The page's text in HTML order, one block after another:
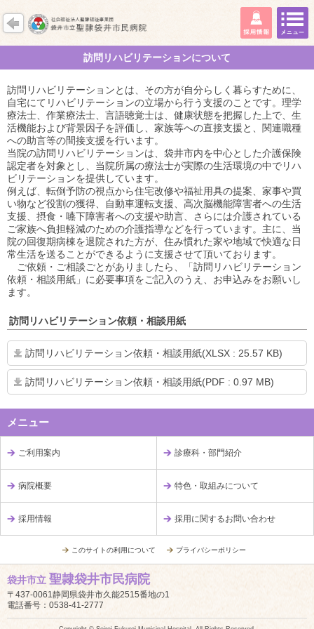
訪問リハビリテーションについて
訪問リハビリテーションとは、その方が自分らしく暮らすために、
自宅にてリハビリテーションの立場から行う支援のことです。理学
療法士、作業療法士、言語聴覚士は、健康状態を把握した上で、生
活機能および背景因子を評価し、家族等への直接支援と、関連職種
への助言等の間接支援を行います。
当院の訪問リハビリテーションは、袋井市内を中心とした介護保険
認定者を対象とし、当院所属の療法士が実際の生活環境の中でリハ
ビリテーションを提供しています。
例えば、転倒予防の視点から住宅改修や福祉用具の提案、家事や買
い物など役割の獲得、自動車運転支援、高次脳機能障害者への生活
支援、摂食・嚥下障害者への支援や助言、さらには介護されている
ご家族へ負担軽減のための介護指導などを行っています。主に、当
院の回復期病棟を退院された方が、住み慣れた家や地域で快適な日
常生活を送ることができるように支援させて頂いております。
ご依頼・ご相談ごとがありましたら、「訪問リハビリテーション
依頼・相談用紙」に必要事項をご記入のうえ、お申込みをお願いし
ます。
訪問リハビリテーション依頼・相談用紙
訪問リハビリテーション依頼・相談用紙(XLSX : 25.57 KB)
訪問リハビリテーション依頼・相談用紙(PDF : 0.97 MB)
メニュー
ご利用案内 診療科・部門紹介
病院概要 特色・取組みについて
採用情報 採用に関するお問い合わせ
このサイトの利用について プライバシーポリシー
袋井市立 聖隷袋井市民病院
〒437-0061静岡県袋井市久能2515番地の1
電話番号：0538-41-2777